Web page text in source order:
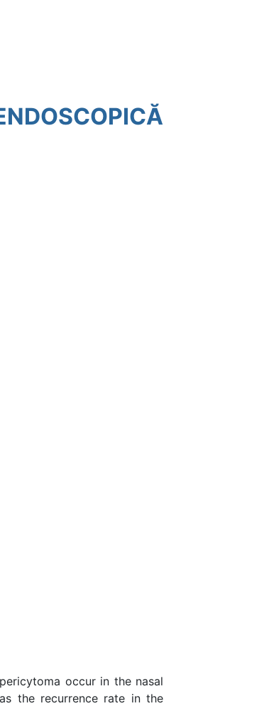
occur in the nasal
the recurrence rate in the